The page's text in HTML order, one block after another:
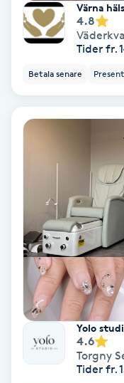
Hatha Yoga
Healing
Hollywood Peel
Hot Stone Massage
Hot yoga
Hudföryngring
Huduppstramning
Värna
4.8
Tider fr.
Betala senare
Yolo
4.6
Torgny
Tider fr.